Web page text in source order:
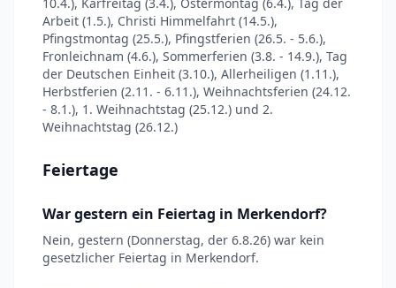
Arbeit (1.5.), Christi Himmelfahrt (14.5.),
Pfingstmontag (25.5.), Pfingstferien (26.5. - 5.6.),
Fronleichnam (4.6.), Sommerferien (3.8. - 14.9.), Tag
der Deutschen Einheit (3.10.), Allerheiligen (1.11.),
Herbstferien (2.11. - 6.11.), Weihnachtsferien (24.12.
- 8.1.), 1. Weihnachtstag (25.12.) und 2.
Weihnachtstag (26.12.)
Feiertage
War gestern ein Feiertag in Merkendorf?
Nein, gestern (Donnerstag, der 6.8.26) war kein
gesetzlicher Feiertag in Merkendorf.